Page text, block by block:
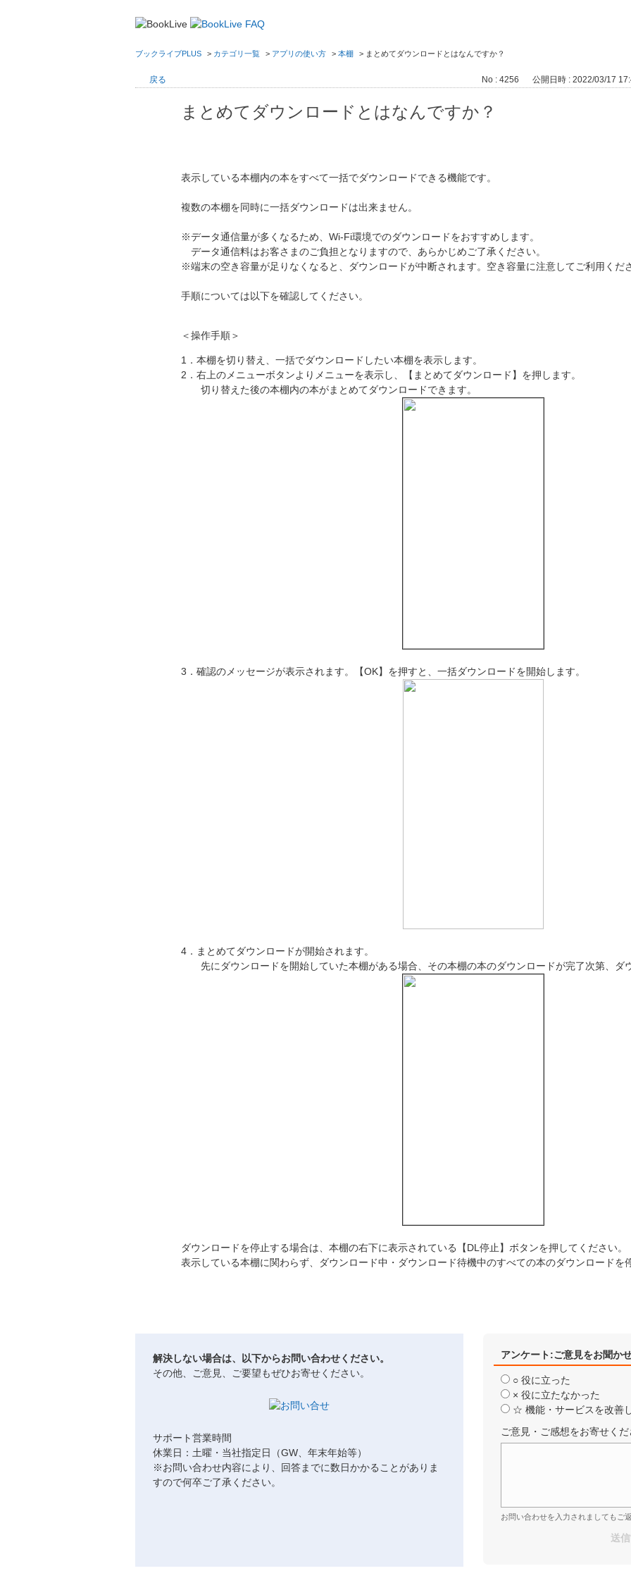
ブックライブPLUS > カテゴリ一覧 > アプリの使い方 > 本棚 > まとめてダウンロードとはなんですか？
戻る No : 4256 公開日時 : 2022/03/17
まとめてダウンロードとはなんですか？
表示している本棚内の本をすべて一括でダウンロードできる機能です。
複数の本棚を同時に一括ダウンロードは出来ません。
※データ通信量が多くなるため、Wi-Fi環境でのダウンロードをおすすめします。
データ通信料はお客さまのご負担となりますので、あらかじめご了承ください。
※端末の空き容量が足りなくなると、ダウンロードが中断されます。空き容量に注意してご利用くだ
手順については以下を確認してください。
＜操作手順＞
1．本棚を切り替え、一括でダウンロードしたい本棚を表示します。
2．右上のメニューボタンよりメニューを表示し、【まとめてダウンロード】を押します。
切り替えた後の本棚内の本がまとめてダウンロードできます。
3．確認のメッセージが表示されます。【OK】を押すと、一括ダウンロードを開始します。
4．まとめてダウンロードが開始されます。
先にダウンロードを開始していた本棚がある場合、その本棚の本のダウンロードが完了次第、ダ
ダウンロードを停止する場合は、本棚の右下に表示されている【DL停止】ボタンを押してください。
表示している本棚に関わらず、ダウンロード中・ダウンロード待機中のすべての本のダウンロードを
解決しない場合は、以下からお問い合わせください。
その他、ご意見、ご要望もぜひお寄せください。
サポート営業時間
休業日：土曜・当社指定日（GW、年末年始等）
※お問い合わせ内容により、回答までに数日かかることがありま
すので何卒ご了承ください。
アンケート:ご意見をお聞か
○ 役に立った
× 役に立たなかった
☆ 機能・サービスを改善
ご意見・ご感想をお寄せく
お問い合わせを入力されましてもご